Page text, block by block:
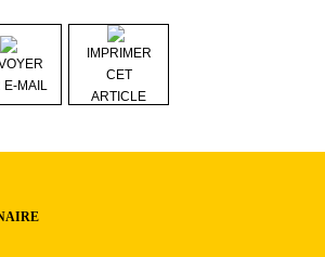
E-MAIL
IMPRIMER
CET
ARTICLE